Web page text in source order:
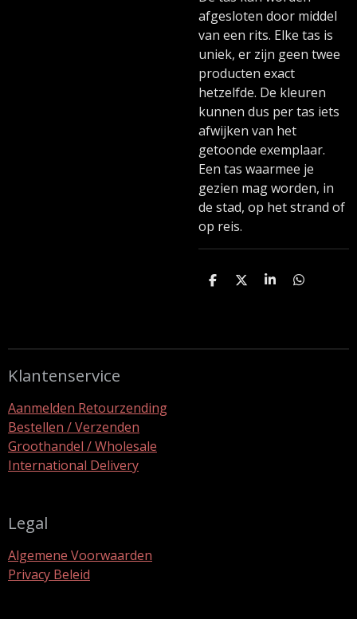
afgesloten door middel
van een rits. Elke tas is
uniek, er zijn geen twee
producten exact
hetzelfde. De kleuren
kunnen dus per tas iets
afwijken van het
getoonde exemplaar.
Een tas waarmee je
gezien mag worden, in
de stad, op het strand of
op reis.
D
D
S
D
Klantenservice
Aanmelden Retourzending
Bestellen / Verzenden
Groothandel / Wholesale
International Delivery
Legal
Algemene Voorwaarden
Privacy Beleid